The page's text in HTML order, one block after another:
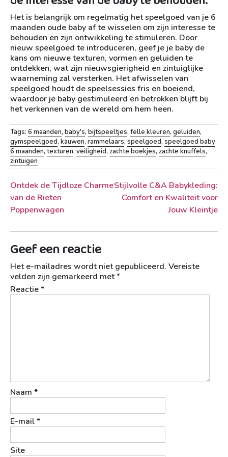
Het is belangrijk om regelmatig het speelgoed van je 6
maanden oude baby af te wisselen om zijn interesse te
behouden en zijn ontwikkeling te stimuleren. Door
nieuw speelgoed te introduceren, geef je je baby de
kans om nieuwe texturen, vormen en geluiden te
ontdekken, wat zijn nieuwsgierigheid en zintuiglijke
waarneming zal versterken. Het afwisselen van
speelgoed houdt de speelsessies fris en boeiend,
waardoor je baby gestimuleerd en betrokken blijft bij
het verkennen van de wereld om hem heen.
Tags: 6 maanden, baby's, bijtspeeltjes, felle kleuren, geluiden,
gymspeelgoed, kauwen, rammelaars, speelgoed, speelgoed baby
6 maanden, texturen, veiligheid, zachte boekjes, zachte knuffels,
zintuigen
Berichtnavigatie
Ontdek de Tijdloze Charme
van de Rieten
Poppenwagen
Stijlvolle C&A Babykleding:
Comfort en Kwaliteit voor
Jouw Kleintje
Geef een reactie
Het e-mailadres wordt niet gepubliceerd. Vereiste
velden zijn gemarkeerd met*
Reactie*
Naam *
E-mail*
Site